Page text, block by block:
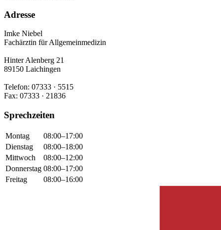
Adresse
Imke Niebel
Fachärztin für Allgemeinmedizin
Hinter Alenberg 21
89150 Laichingen
Telefon: 07333 · 5515
Fax: 07333 · 21836
Sprechzeiten
Montag
08:00–17:00
Dienstag
08:00–18:00
Mittwoch
08:00–12:00
Donnerstag 08:00–17:00
Freitag
08:00–16:00